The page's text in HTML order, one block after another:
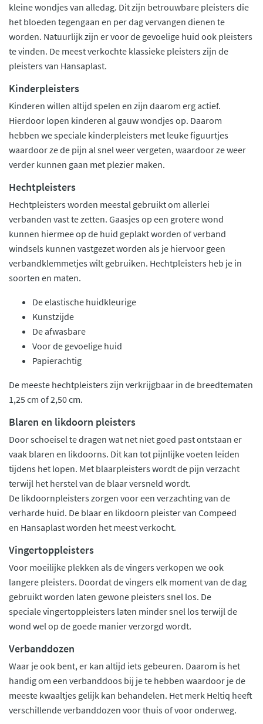
kleine wondjes van alledag. Dit zijn betrouwbare pleisters die
het bloeden tegengaan en per dag vervangen dienen te
worden. Natuurlijk zijn er voor de gevoelige huid ook pleisters
te vinden. De meest verkochte klassieke pleisters zijn de
pleisters van Hansaplast.
Kinderpleisters
Kinderen willen altijd spelen en zijn daarom erg actief.
Hierdoor lopen kinderen al gauw wondjes op. Daarom
hebben we speciale kinderpleisters met leuke figuurtjes
waardoor ze de pijn al snel weer vergeten, waardoor ze weer
verder kunnen gaan met plezier maken.
Hechtpleisters
Hechtpleisters worden meestal gebruikt om allerlei
verbanden vast te zetten. Gaasjes op een grotere wond
kunnen hiermee op de huid geplakt worden of verband
windsels kunnen vastgezet worden als je hiervoor geen
verbandklemmetjes wilt gebruiken. Hechtpleisters heb je in
soorten en maten.
De elastische huidkleurige
Kunstzijde
De afwasbare
Voor de gevoelige huid
Papierachtig
De meeste hechtpleisters zijn verkrijgbaar in de breedtematen
1,25 cm of 2,50 cm.
Blaren en likdoorn pleisters
Door schoeisel te dragen wat net niet goed past ontstaan er
vaak blaren en likdoorns. Dit kan tot pijnlijke voeten leiden
tijdens het lopen. Met blaarpleisters wordt de pijn verzacht
terwijl het herstel van de blaar versneld wordt.
De likdoornpleisters zorgen voor een verzachting van de
verharde huid. De blaar en likdoorn pleister van Compeed
en Hansaplast worden het meest verkocht.
Vingertoppleisters
Voor moeilijke plekken als de vingers verkopen we ook
langere pleisters. Doordat de vingers elk moment van de dag
gebruikt worden laten gewone pleisters snel los. De
speciale vingertoppleisters laten minder snel los terwijl de
wond wel op de goede manier verzorgd wordt.
Verbanddozen
Waar je ook bent, er kan altijd iets gebeuren. Daarom is het
handig om een verbanddoos bij je te hebben waardoor je de
meeste kwaaltjes gelijk kan behandelen. Het merk Heltiq heeft
verschillende verbanddozen voor thuis of voor onderweg.